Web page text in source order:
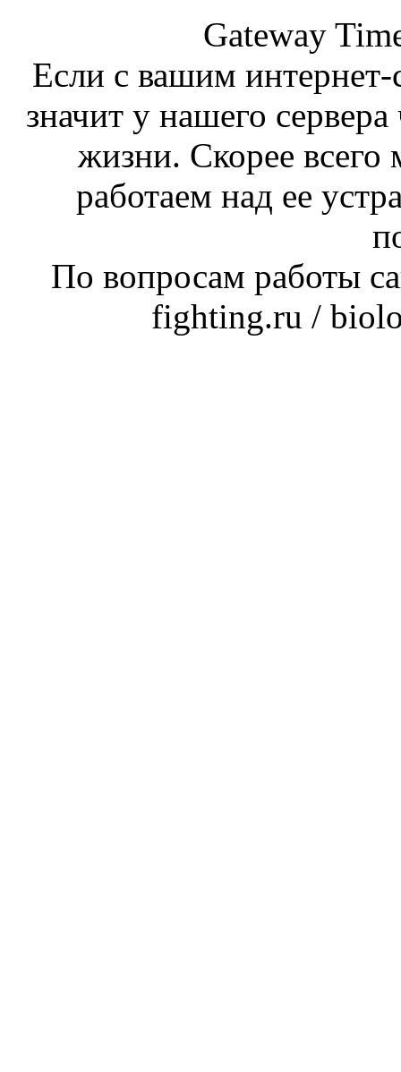
Gateway
Если с вашим интернет-
значит у нашего
жизни. Скорее
работаем над ее
По вопросам работы
fighting.ru /